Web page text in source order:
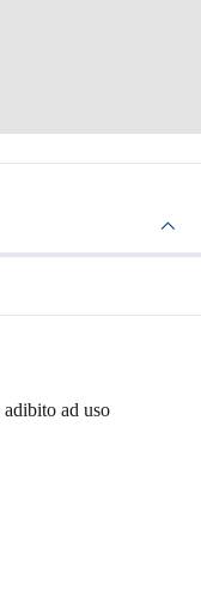
ad uso